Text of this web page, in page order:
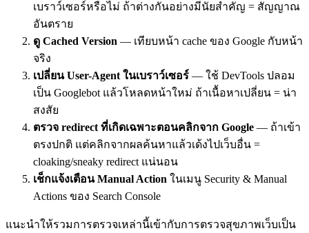
เบราว์เซอร์หรือไม่ ถ้าต่างกันอย่างมีนัยสำคัญ = สัญญาณ
อันตราย
ดู Cached Version — เทียบหน้า cache ของ Google กับหน้า
จริง
เปลี่ยน User-Agent ในเบราว์เซอร์ — ใช้ DevTools ปลอม
เป็น Googlebot แล้วโหลดหน้าใหม่ ถ้าเนื้อหาเปลี่ยน = น่า
สงสัย
ตรวจ redirect ที่เกิดเฉพาะตอนคลิกจาก Google — ถ้าเข้า
ตรงปกติ แต่คลิกจากผลค้นหาแล้วเด้งไปเว็บอื่น =
cloaking/sneaky redirect แน่นอน
เช็กแจ้งเตือน Manual Action ในเมนู Security & Manual
Actions ของ Search Console
แนะนำให้รวมการตรวจเหล่านี้เข้ากับการตรวจสุขภาพเว็บเป็น